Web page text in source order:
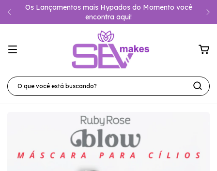
Os Lançamentos mais Hypados do Momento você
encontra aqui!